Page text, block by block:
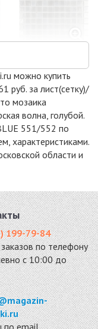
WHITE
стекло 317x317
4592 руб. / кв.м.
317x317
4592 руб. / кв.м.
можно купить
руб. за лист(сетку)/
мозаика
волна, голубой.
551/552 по
характеристиками.
области и
199-79-84
по телефону
с 10:00 до